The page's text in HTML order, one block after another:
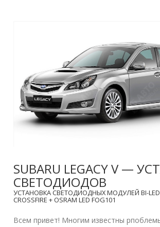
SUBARU LEGACY V —
СВЕТОДИОДОВ
УСТАНОВКА СВЕТОДИОДНЫХ МОДУЛЕЙ BI-LED
CROSSFIRE + OSRAM LED FOG101
Всем привет! Многим известны